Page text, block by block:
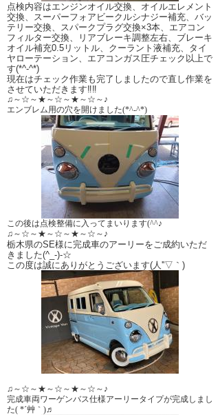
点検内容はエンジンオイル交換、オイルエレメント
交換、スーパーフォアビークルシナジー補充、バッ
テリー交換、スパークプラグ交換×3本、エアコン
フィルター交換、リアブレーキ調整左右、ブレーキ
オイル補充0.5リットル、クーラント液補充、タイ
ヤローテーション、エアコンガス圧チェック以上で
す(*^-^*)
現在はチェック作業も完了しましたので直し作業を
させていただきます‼‼
♫～☆～★～☆～★～☆～♪
エンブレム用の穴を開けました(*^-^*)
この後は点検整備に入ってまいります(^^♪
♫～☆～★～☆～★～☆～♪
栃木県のSE様に完成車のアーリーをご成約いただ
きました(^_-)-☆
この度は誠にありがとうございます(人''▽｀)
♫～☆～★～☆～★～☆～♪
完成車両ワーゲンバス仕様アーリータイプが完成しまし
た( *´艸｀)♬